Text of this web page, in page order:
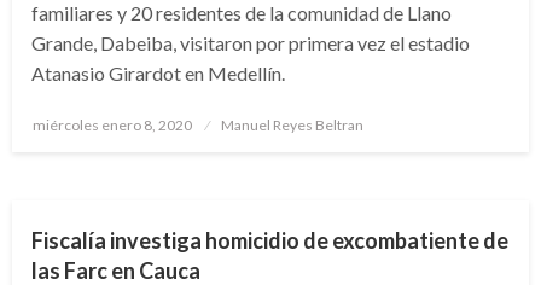
familiares y 20 residentes de la comunidad de Llano
Grande, Dabeiba, visitaron por primera vez el estadio
Atanasio Girardot en Medellín.
Publicado
miércoles enero 8, 2020 Manuel Reyes Beltran
Fiscalía investiga homicidio de excombatiente de
las Farc en Cauca